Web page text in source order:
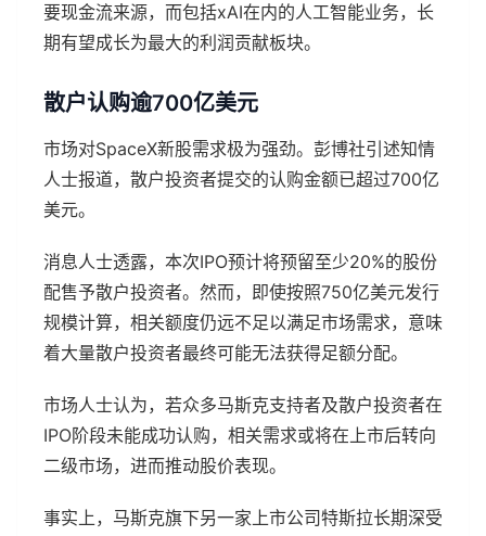
要现金流来源，而包括xAI在内的人工智能业务，长
期有望成长为最大的利润贡献板块。
散户认购逾700亿美元
市场对SpaceX新股需求极为强劲。彭博社引述知情
人士报道，散户投资者提交的认购金额已超过700亿
美元。
消息人士透露，本次IPO预计将预留至少20%的股份
配售予散户投资者。然而，即使按照750亿美元发行
规模计算，相关额度仍远不足以满足市场需求，意味
着大量散户投资者最终可能无法获得足额分配。
市场人士认为，若众多马斯克支持者及散户投资者在
IPO阶段未能成功认购，相关需求或将在上市后转向
二级市场，进而推动股价表现。
事实上，马斯克旗下另一家上市公司特斯拉长期深受